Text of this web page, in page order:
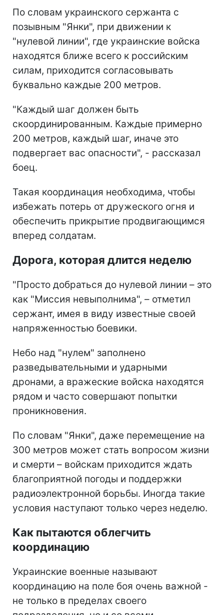
По словам украинского сержанта с
позывным "Янки", при движении к
"нулевой линии", где украинские войска
находятся ближе всего к российским
силам, приходится согласовывать
буквально каждые 200 метров.
"Каждый шаг должен быть
скоординированным. Каждые примерно
200 метров, каждый шаг, иначе это
подвергает вас опасности", - рассказал
боец.
Такая координация необходима, чтобы
избежать потерь от дружеского огня и
обеспечить прикрытие продвигающимся
вперед солдатам.
Дорога, которая длится неделю
"Просто добраться до нулевой линии – это
как "Миссия невыполнима", – отметил
сержант, имея в виду известные своей
напряженностью боевики.
Небо над "нулем" заполнено
разведывательными и ударными
дронами, а вражеские войска находятся
рядом и часто совершают попытки
проникновения.
По словам "Янки", даже перемещение на
300 метров может стать вопросом жизни
и смерти – войскам приходится ждать
благоприятной погоды и поддержки
радиоэлектронной борьбы. Иногда такие
условия наступают только через неделю.
Как пытаются облегчить
координацию
Украинские военные называют
координацию на поле боя очень важной -
не только в пределах своего